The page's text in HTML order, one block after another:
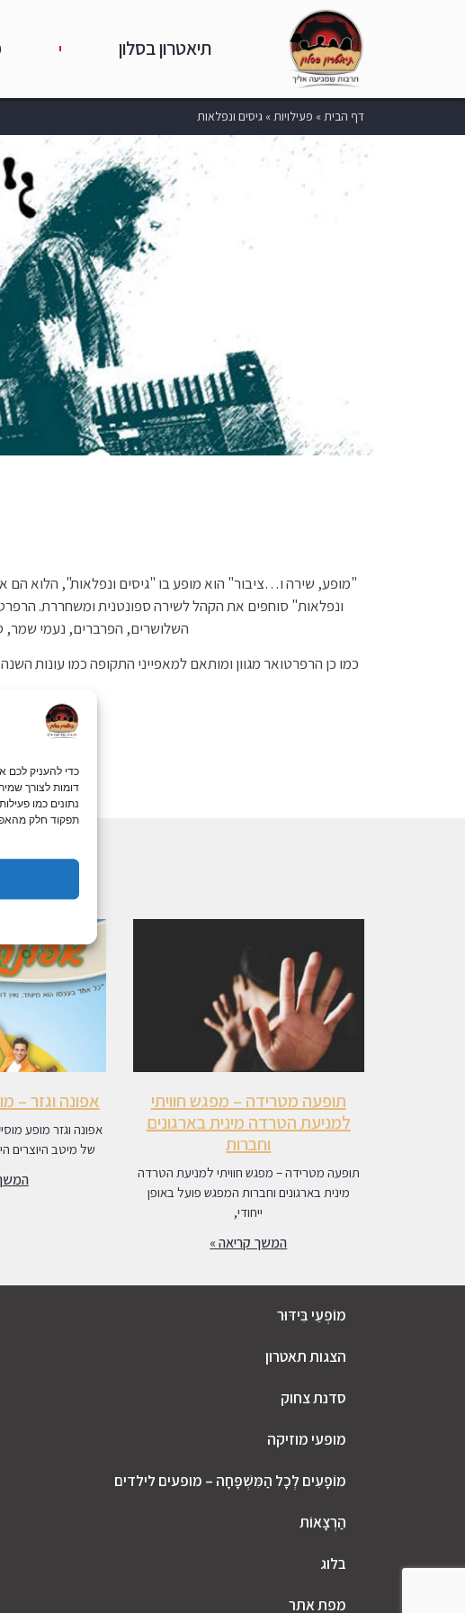
נתונים כמו
תפקוד חלק
תיאטרון בסלון
דף הבית» פעילויות» גיסים ונפלאות
"מופע, שירה ו…ציבור" הוא מופע בו "גיסים ונפלאות", הלוא הם
ונפלאות" סוחפים את הקהל לשירה ספונטנית ומשחררת.
השלושרים, הפרברים, נעמי שמר,
כמו כן הרפרטואר מגוון ומותאם למאפייני התקופה כמו עונות
תופעה מטרידה – מפגש חוויתי
למניעת הטרדה מינית בארגונים
וחברות
תופעה מטרידה – מפגש חוויתי למניעת הטרדה
מינית בארגונים וחברות המפגש פועל באופן
ייחודי,
המשך קריאה »
אפונה וגזר –
אפונה וגזר מופע
של מיטב היוצרים
מוֹפְעֵי בִּידּוּר
הצגות תאטרון
סדנת צחוק
מופעי מוזיקה
מוֹפָעִים לְכָל הַמִּשְׁפָּחָה – מופעים לילדים
הַרְצָאוֹת
בלוג
מפת אתר